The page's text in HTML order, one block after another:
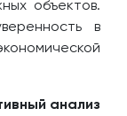
объектов.
в
анализ